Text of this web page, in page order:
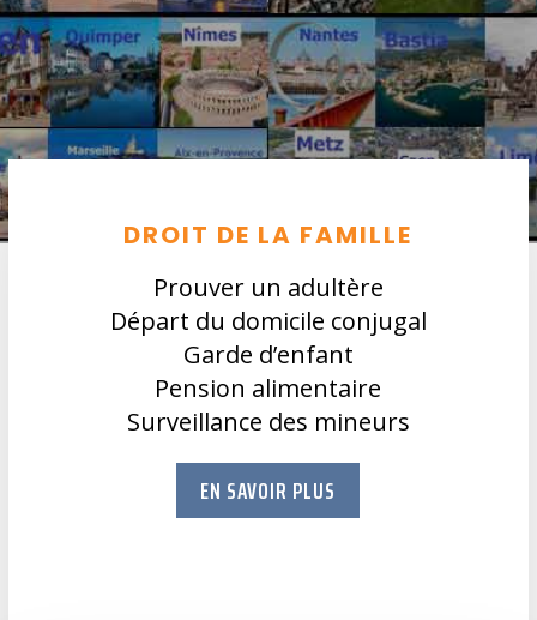
DROIT DE LA FAMILLE
Prouver un adultère
Départ du domicile conjugal
Garde d’enfant
Pension alimentaire
Surveillance des mineurs
EN SAVOIR PLUS